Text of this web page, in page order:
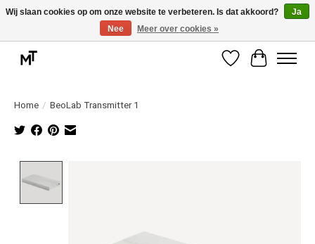
Deskundige installatie of montage nodig? Vraag ons naar de mogelijkheden.
Verlanglijst
Home / BeoLab Transmitter 1
Wij slaan cookies op om onze website te verbeteren. Is dat akkoord?
Ja
Nee
Meer over cookies »